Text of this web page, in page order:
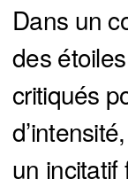
Dans un
des
critiqués
un incitatif